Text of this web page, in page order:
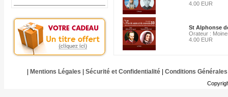
4.00 EUR
St Alphonse
Orateur :
4.00 EUR
Mentions Légales Sécurité et Confidentialité| Conditions Générales